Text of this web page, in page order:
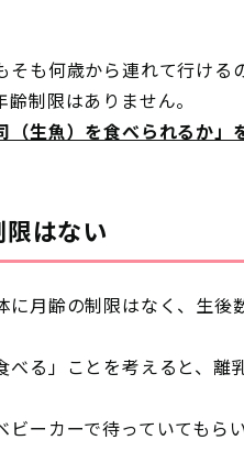
も何歳から連れて行ける
制限はありません。
生魚）を食べられるか」
はない
月齢の制限はなく、生後
る」ことを考えると、 離
ーカーで待っていてもら